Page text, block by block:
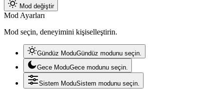
Mod değiştir
Mod Ayarları
Mod seçin, deneyimini kişiselleştirin.
Gündüz ModuGündüz modunu seçin.
Gece ModuGece modunu seçin.
Sistem ModuSistem modunu seçin.